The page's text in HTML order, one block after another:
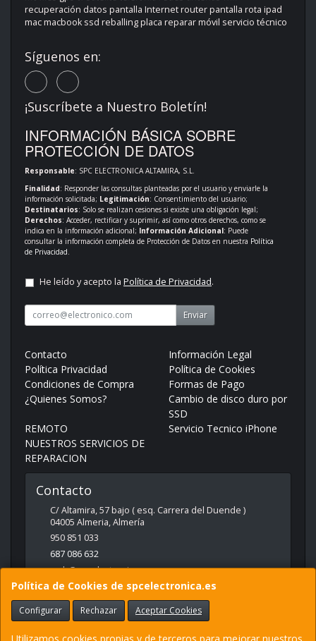
Política de Cookies de spcelectronica.es
Configurar Rechazar Aceptar Cookies
recuperación datos pantalla Internet router pantalla rota ipad
mac macbook ssd reballing placa reparar móvil servicio técnico
Síguenos en:
¡Suscríbete a Nuestro Boletín!
INFORMACIÓN BÁSICA SOBRE
PROTECCIÓN DE DATOS
Responsable: SPC ELECTRONICA ALTAMIRA, S.L.
Finalidad: Responder las consultas planteadas por el usuario y enviarle la
información solicitada; Legitimación: Consentimiento del usuario;
Destinatarios: Solo se realizan cesiones si existe una obligación legal;
Derechos: Acceder, rectificar y suprimir, así como otros derechos, como se
indica en la información adicional; Información Adicional: Puede
consultar la información completa de Protección de Datos en nuestra Política
de Privacidad
He leído y acepto la Política de Privacidad.
Enviar
Contacto
Información Legal
Política Privacidad
Política de Cookies
Condiciones de Compra
Formas de Pago
¿Quienes Somos?
Cambio de disco duro por
SSD
REMOTO
Servicio Tecnico iPhone
NUESTROS SERVICIOS DE
REPARACION
Contacto
C/ Altamira, 57 bajo ( esq. Carrera del Duende )
04005 Almeria,Almería
950 851 033
687 086 632
web@spcelectronica.es
Horario
9:30 - 14:00 Y 17:00 - 21:00